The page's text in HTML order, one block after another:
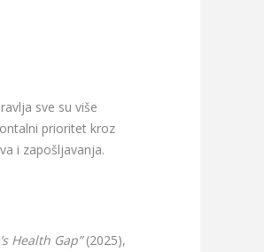
sve su više
prioritet kroz
i zapošljavanja.
Health Gap”(2025),